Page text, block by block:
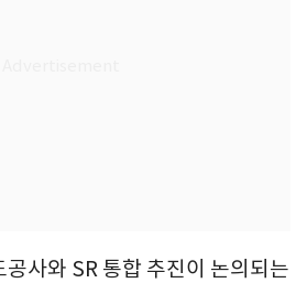
사와 SR 통합 추진이 논의되는